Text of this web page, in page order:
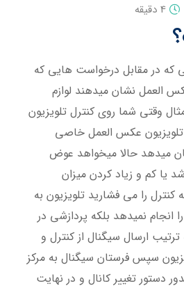
4 دقیقه
که در مقابل درخواست هایی که
العمل نشان میدهند لوازم
وقتی شما روی کنترل تلویزیون
عکس العمل خاصی
میدهد حالا میخواهد عوض
یا کم و زیاد کردن میزان
را می فشارید تلویزیون به
انجام نمیدهد بلکه پردازشی در
ارسال سیگنال از کنترل و
سپس فرستان سیگنال به مرکز
دستور تغییر کانال و در نهایت